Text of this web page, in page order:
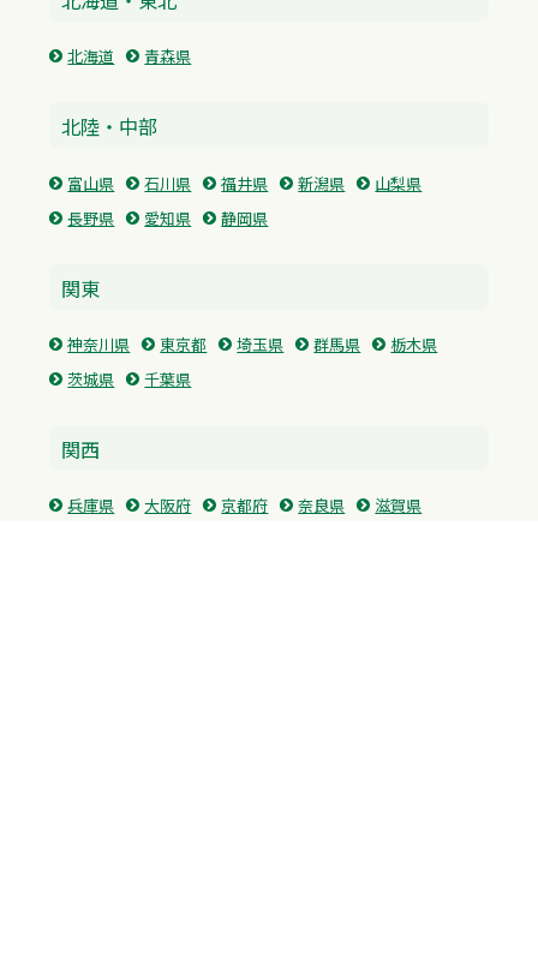
北海道 青森県
北陸・中部
富山県 石川県 福井県 新潟県
山梨県
長野県
愛知県 静岡県
関東
神奈川県 東京都 埼玉県 群馬県
栃木県
茨城県
千葉県
関西
兵庫県 大阪府 京都府 奈良県
滋賀県